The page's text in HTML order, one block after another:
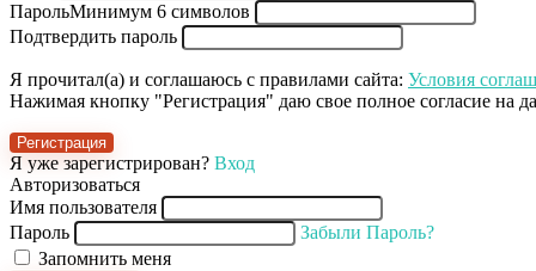
ПарольМинимум 6 символов
Подтвердить пароль
Я прочитал(а) и соглашаюсь с правилами сайта: Условия
Нажимая кнопку "Регистрация" даю свое полное согласие на
Регистрация
Я уже зарегистрирован? Вход
Авторизоваться
Имя пользователя
Пароль
Забыли Пароль?
Запомнить меня